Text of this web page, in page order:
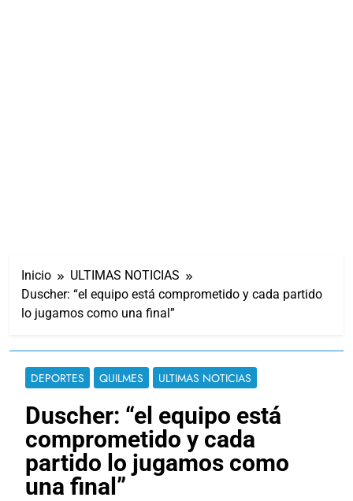
Inicio
ULTIMAS NOTICIAS
Duscher: “el equipo está comprometido y cada partido
lo jugamos como una final”
DEPORTES QUILMES ULTIMAS NOTICIAS
Duscher: “el equipo está
comprometido y cada
partido lo jugamos como
una final”